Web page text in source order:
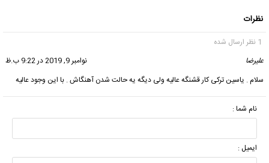
نظرات
1 نظر ارسال شده
علیرضا
نوامبر 9, 2019 در 9:22 ب.ظ
سلام . یاسین ترکی کار قشنگه عالیه ولی دیگه یه حالت شدن آهنگاش . با این وجود عالیه
نام شما :
ایمیل :